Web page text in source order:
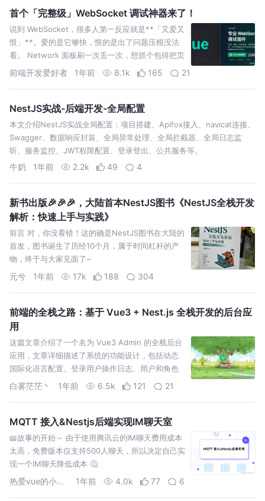
首个「完整级」WebSocket 调试神器来了！
说到 WebSocket，很多人第一反应就是**「又爱又
恨」**。爱的是它够快，恨的是出了问题压根没法
看。 Network 面板刷一次丢一次，想抓个包得把页
面刷新到怀疑人生；后端说“消息发了”，前端却
前端开发爱好者 1年前 8.1k 165 21
NestJS实战-后端开发-全局配置
本文介绍NestJS实战全局配置：项目搭建、Apifox接入、navicat连接、
Swagger、数据响应封装、全局异常处理、全局拦截器、全局日志监
听、服务监控、JWT权限配置、登录登出、公共服务等。
牛奶 1年前 2.2k 49 4
新书出版🎉🎉🎉，大陆首本NestJS图书《NestJS全栈开发
解析：快速上手与实践》
前言 对，你没看错！这的确是NestJS图书在大陆的
首发，图书诞生了历经10个月，属于时间杠杆的产
物，终于与大家见面了~
元兮 1年前 17k 188 304
前端的全栈之路：基于 Vue3 + Nest.js 全栈开发的后台应
用
这篇文章介绍了一个名为 Vue3 Admin 的全栈后台
应用，文章详细描述了系统的功能设计，包括动态
国际化语言配置、登录用户操作日志、用户和角色
权限映射、动态路由菜单、消息公告发布及前端业
白雾茫茫丶 1年前 6.5k 121 21
MQTT 接入&Nestjs后端实现IM聊天室
📖故事的开始～ 由于使用腾讯云的IM聊天费用成本
太高，免费版本仅支持500人聊天，所以决定自己实
现一个IM聊天降低成本 🤔️
热爱vue的小菜鸟 1年前 4.0k 77 6